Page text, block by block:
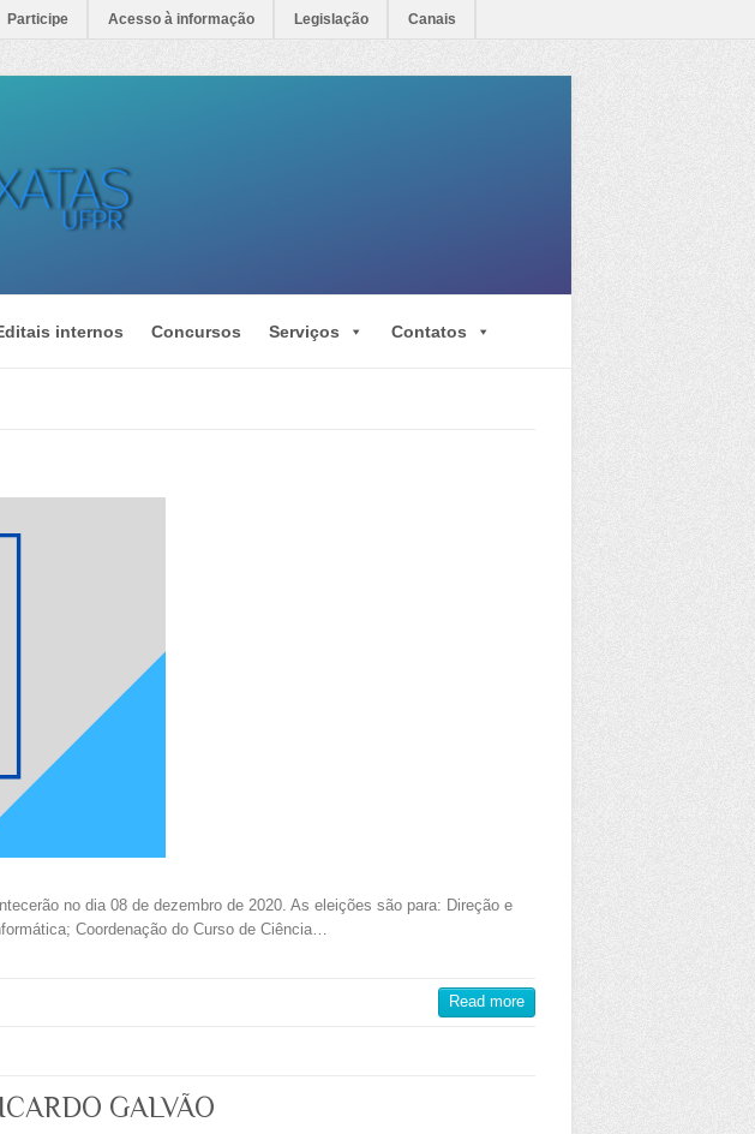
Participe Acesso à informação Legislação Canais
internos Concursos Serviços Contatos
no dia 08 de dezembro de 2020. As eleições são para: Direção e
Coordenação do Curso de Ciência…
Read more
GALVÃO